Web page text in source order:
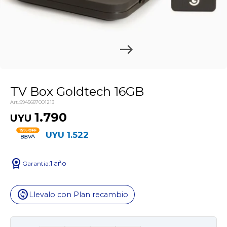
TV Box Goldtech 16GB
6945687001213
UYU 1.790
UYU 1.522
license 1 año
change_circleLlevalo con Plan recambio